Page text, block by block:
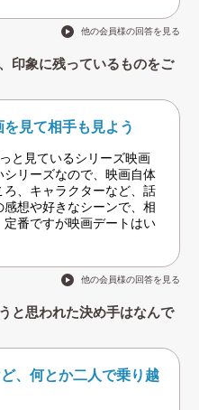
他の会員様の回答を見る
印象に残っているものをご
見て相手も見よう
と見ているシリーズ映画
リーズなので、映画自体
、キャラクターなど、話
想や好きなシーンで、相
番ですが映画デートはい
他の会員様の回答を見る
と思われた決め手はなんで
、何とか二人で乗り越